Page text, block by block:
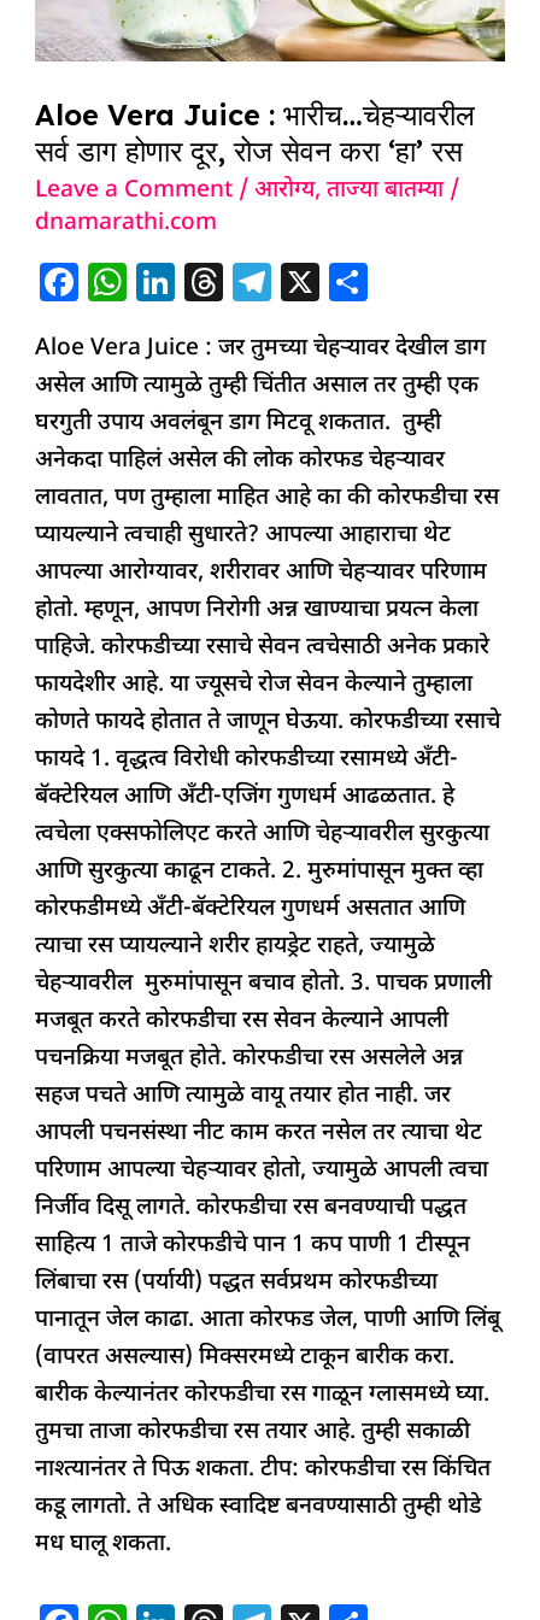
Aloe Vera Juice : भारीच…चेहऱ्यावरील
सर्व डाग होणार दूर, रोज सेवन करा ‘हा’ रस
Leave a Comment /आरोग्य,ताज्या बातम्या/
dnamarathi.com
F
c
e
b
o
o
k
W
at
s
A
p
p
Li
k
e
dI
n
T
re
a
d
s
T
e
g
ra
m
X
ar
e
Aloe Vera Juice : जर तुमच्या चेहऱ्यावर देखील डाग
असेल आणि त्यामुळे तुम्ही चिंतीत असाल तर तुम्ही एक
घरगुती उपाय अवलंबून डाग मिटवू शकतात. तुम्ही
अनेकदा पाहिलं असेल की लोक कोरफड चेहऱ्यावर
लावतात, पण तुम्हाला माहित आहे का की कोरफडीचा रस
प्यायल्याने त्वचाही सुधारते? आपल्या आहाराचा थेट
आपल्या आरोग्यावर, शरीरावर आणि चेहऱ्यावर परिणाम
होतो. म्हणून, आपण निरोगी अन्न खाण्याचा प्रयत्न केला
पाहिजे. कोरफडीच्या रसाचे सेवन त्वचेसाठी अनेक प्रकारे
फायदेशीर आहे. या ज्यूसचे रोज सेवन केल्याने तुम्हाला
कोणते फायदे होतात ते जाणून घेऊया. कोरफडीच्या रसाचे
फायदे 1. वृद्धत्व विरोधी कोरफडीच्या रसामध्ये अँटी-
बॅक्टेरियल आणि अँटी-एजिंग गुणधर्म आढळतात. हे
त्वचेला एक्सफोलिएट करते आणि चेहऱ्यावरील सुरकुत्या
आणि सुरकुत्या काढून टाकते. 2. मुरुमांपासून मुक्त व्हा
कोरफडीमध्ये अँटी-बॅक्टेरियल गुणधर्म असतात आणि
त्याचा रस प्यायल्याने शरीर हायड्रेट राहते, ज्यामुळे
चेहऱ्यावरील मुरुमांपासून बचाव होतो. 3. पाचक प्रणाली
मजबूत करते कोरफडीचा रस सेवन केल्याने आपली
पचनक्रिया मजबूत होते. कोरफडीचा रस असलेले अन्न
सहज पचते आणि त्यामुळे वायू तयार होत नाही. जर
आपली पचनसंस्था नीट काम करत नसेल तर त्याचा थेट
परिणाम आपल्या चेहऱ्यावर होतो, ज्यामुळे आपली त्वचा
निर्जीव दिसू लागते. कोरफडीचा रस बनवण्याची पद्धत
साहित्य 1 ताजे कोरफडीचे पान 1 कप पाणी 1 टीस्पून
लिंबाचा रस (पर्यायी) पद्धत सर्वप्रथम कोरफडीच्या
पानातून जेल काढा. आता कोरफड जेल, पाणी आणि लिंबू
(वापरत असल्यास) मिक्सरमध्ये टाकून बारीक करा.
बारीक केल्यानंतर कोरफडीचा रस गाळून ग्लासमध्ये घ्या.
तुमचा ताजा कोरफडीचा रस तयार आहे. तुम्ही सकाळी
नाश्त्यानंतर ते पिऊ शकता. टीप: कोरफडीचा रस किंचित
कडू लागतो. ते अधिक स्वादिष्ट बनवण्यासाठी तुम्ही थोडे
मध घालू शकता.
डाग
होणार
रोज
सेवन
करा
‘हा’
रस